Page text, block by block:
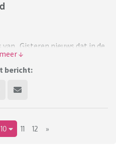
Gisteren nieuws dat in de
op handen was
gevaccineerde kinderen,
inenten?
zusje is overleden aan een
een kind dat bijna is
bericht:
10 11 12 »